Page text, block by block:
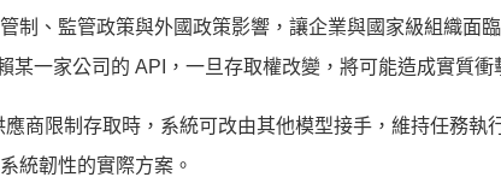
制、監管政策與外國政策影響，讓企業與國家級組織面
一家公司的 API，一旦存取權改變，將可能造成實質衝
商限制存取時，系統可改由其他模型接手，維持任務執
統韌性的實際方案。